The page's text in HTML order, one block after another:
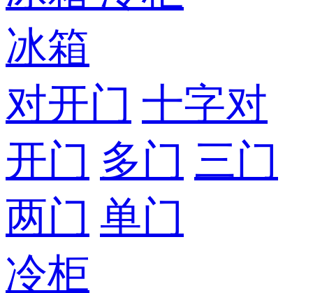
冰箱
对开门 十字对
开门 多门 三门
两门 单门
冷柜